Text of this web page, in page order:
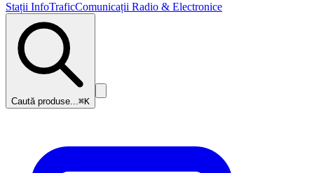
Stații InfoTraficComunicații Radio & Electronice
Caută produse...⌘K